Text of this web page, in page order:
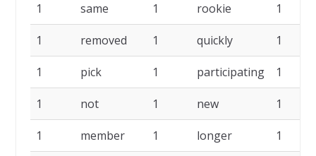
1 same 1 rookie 1
1 removed 1 quickly 1
1 pick 1 participating 1
1 not 1 new 1
1 member 1 longer 1